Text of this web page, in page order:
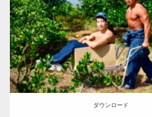
Category:キウイ農家のマッチョ その他
ONIKKY(デカいよ) 上腕三頭筋 肩 捨てマッ
ダウンロード
ダウンロード